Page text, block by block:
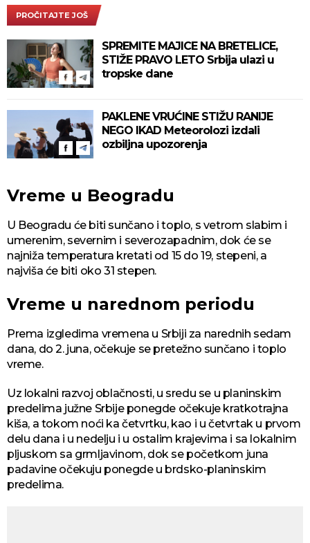
PROČITAJTE JOŠ
SPREMITE MAJICE NA BRETELICE,
STIŽE PRAVO LETO Srbija ulazi u
tropske dane
PAKLENE VRUĆINE STIŽU RANIJE
NEGO IKAD Meteorolozi izdali
ozbiljna upozorenja
Vreme u Beogradu
U Beogradu će biti sunčano i toplo, s vetrom slabim i
umerenim, severnim i severozapadnim, dok će se
najniža temperatura kretati od 15 do 19, stepeni, a
najviša će biti oko 31 stepen.
Vreme u narednom periodu
Prema izgledima vremena u Srbiji za narednih sedam
dana, do 2. juna, očekuje se pretežno sunčano i toplo
vreme.
Uz lokalni razvoj oblačnosti, u sredu se u planinskim
predelima južne Srbije ponegde očekuje kratkotrajna
kiša, a tokom noći ka četvrtku, kao i u četvrtak u prvom
delu dana i u nedelju i u ostalim krajevima i sa lokalnim
pljuskom sa grmljavinom, dok se početkom juna
padavine očekuju ponegde u brdsko-planinskim
predelima.